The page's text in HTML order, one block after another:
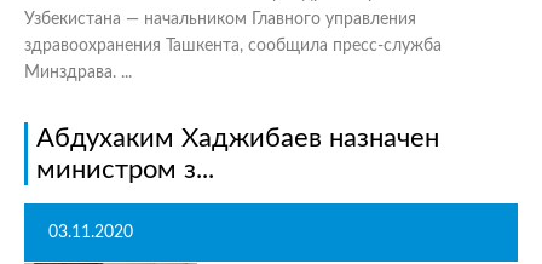
Узбекистана — начальником Главного управления
здравоохранения Ташкента, сообщила пресс-служба
Минздрава. ...
Абдухаким Хаджибаев назначен
министром з...
03.11.2020